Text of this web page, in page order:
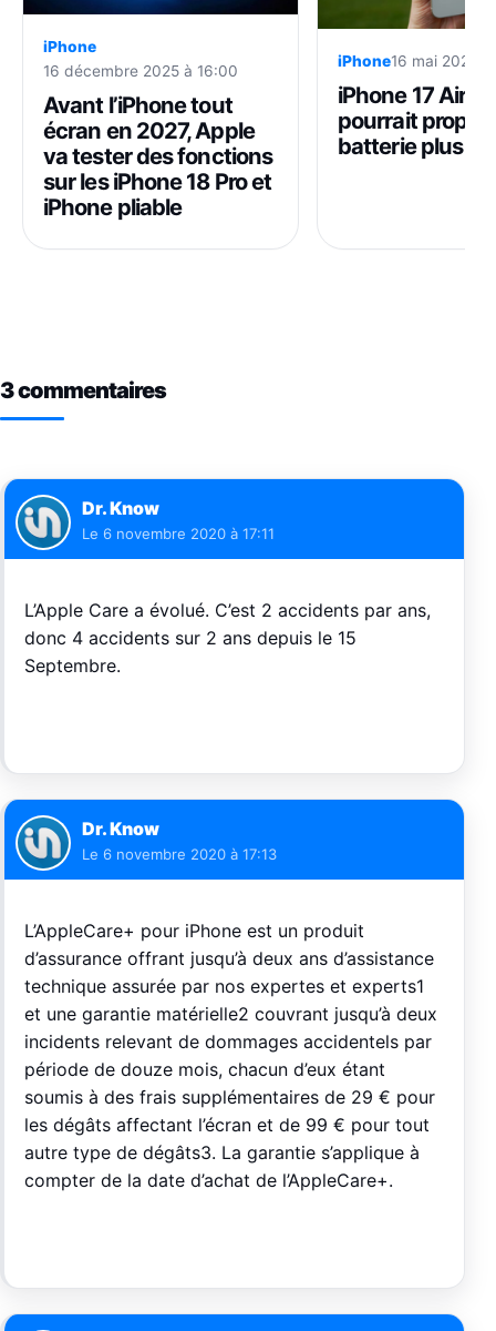
iPhone
16 décembre 2025 à 16:00
Avant l’iPhone tout
écran en 2027, Apple
va tester des fonctions
sur les iPhone 18 Pro et
iPhone pliable
iPhone16 mai 2025 à
iPhone 17 Air :
pourrait
batterie plus
3 commentaires
Dr. Know
Le 6 novembre 2020 à 17:11
L’Apple Care a évolué. C’est 2 accidents par ans,
donc 4 accidents sur 2 ans depuis le 15
Septembre.
Dr. Know
Le 6 novembre 2020 à 17:13
L’AppleCare+ pour iPhone est un produit
d’assurance offrant jusqu’à deux ans d’assistance
technique assurée par nos expertes et experts1
et une garantie matérielle2 couvrant jusqu’à deux
incidents relevant de dommages accidentels par
période de douze mois, chacun d’eux étant
soumis à des frais supplémentaires de 29 € pour
les dégâts affectant l’écran et de 99 € pour tout
autre type de dégâts3. La garantie s’applique à
compter de la date d’achat de l’AppleCare+.